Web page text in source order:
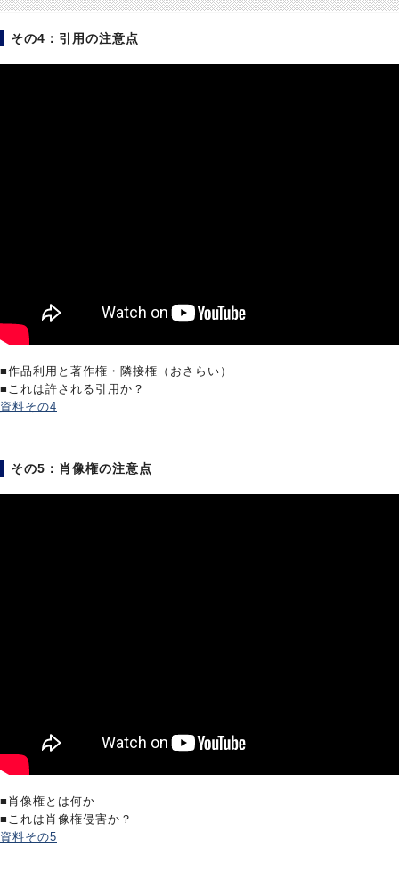
その4：引用の注意点
■作品利用と著作権・隣接権（おさらい）
■これは許される引用か？
資料その4
その5：肖像権の注意点
■肖像権とは何か
■これは肖像権侵害か？
資料その5